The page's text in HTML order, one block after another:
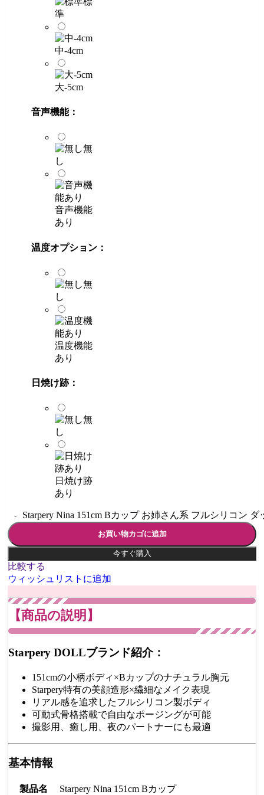
準
中-4cm
大-5cm
音声機能：
無
し
音声機能
あり
温度オプション：
無
し
温度機能
あり
日焼け跡：
無
し
日焼け跡
あり
Starpery Nina 151cm Bカップ お姉さん系 フルシリコン
お買い物カゴに追加
今すぐ購入
比較する
ウィッシュリストに追加
【商品の説明】
Starpery DOLLブランド紹介：
151cmの小柄ボディ×Bカップのナチュラル胸元
Starpery特有の美顔造形×繊細なメイク表現
リアル感を追求したフルシリコン製ボディ
可動式骨格搭載で自由なポージングが可能
撮影用、癒し用、夜のパートナーにも最適
基本情報
製品名
Starpery Nina 151cm Bカップ